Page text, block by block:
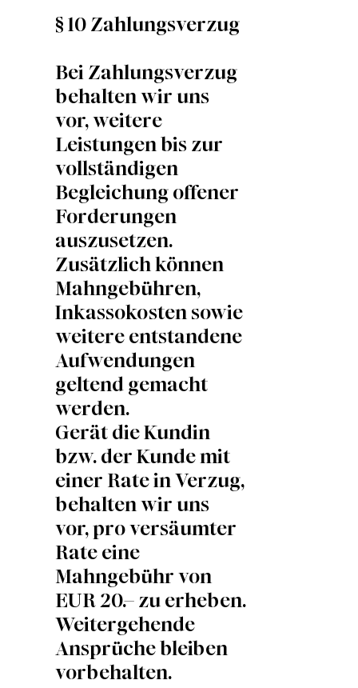
§ 10 Zahlungsverzug
Bei Zahlungsverzug
behalten wir uns
vor, weitere
Leistungen bis zur
vollständigen
Begleichung offener
Forderungen
auszusetzen.
Zusätzlich können
Mahngebühren,
Inkassokosten sowie
weitere entstandene
Aufwendungen
geltend gemacht
werden.
Gerät die Kundin
bzw. der Kunde mit
einer Rate in Verzug,
behalten wir uns
vor, pro versäumter
Rate eine
Mahngebühr von
EUR 20.– zu erheben.
Weitergehende
Ansprüche bleiben
vorbehalten.